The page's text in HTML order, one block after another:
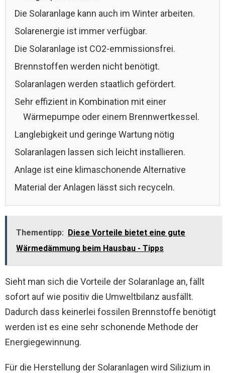
Die Solaranlage kann auch im Winter arbeiten.
Solarenergie ist immer verfügbar.
Die Solaranlage ist CO2-emmissionsfrei.
Brennstoffen werden nicht benötigt.
Solaranlagen werden staatlich gefördert.
Sehr effizient in Kombination mit einer
Wärmepumpe oder einem Brennwertkessel.
Langlebigkeit und geringe Wartung nötig
Solaranlagen lassen sich leicht installieren.
Anlage ist eine klimaschonende Alternative
Material der Anlagen lässt sich recyceln.
Thementipp: Diese Vorteile bietet eine gute
Wärmedämmung beim Hausbau - Tipps
Sieht man sich die Vorteile der Solaranlage an, fällt
sofort auf wie positiv die Umweltbilanz ausfällt.
Dadurch dass keinerlei fossilen Brennstoffe benötigt
werden ist es eine sehr schonende Methode der
Energiegewinnung.
Für die Herstellung der Solaranlagen wird Silizium in